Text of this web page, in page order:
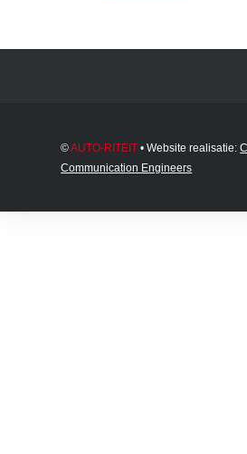
©AUTO-RITEIT • Website realisatie:
Communication Engineers